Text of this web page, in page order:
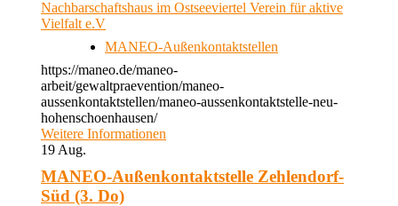
Nachbarschaftshaus im Ostseeviertel Verein für aktive
Vielfalt e.V
MANEO-Außenkontaktstellen
https://maneo.de/maneo-
arbeit/gewaltpraevention/maneo-
aussenkontaktstellen/maneo-aussenkontaktstelle-neu-
hohenschoenhausen/
Weitere Informationen
19 Aug.
MANEO-Außenkontaktstelle Zehlendorf-
Süd (3. Do)